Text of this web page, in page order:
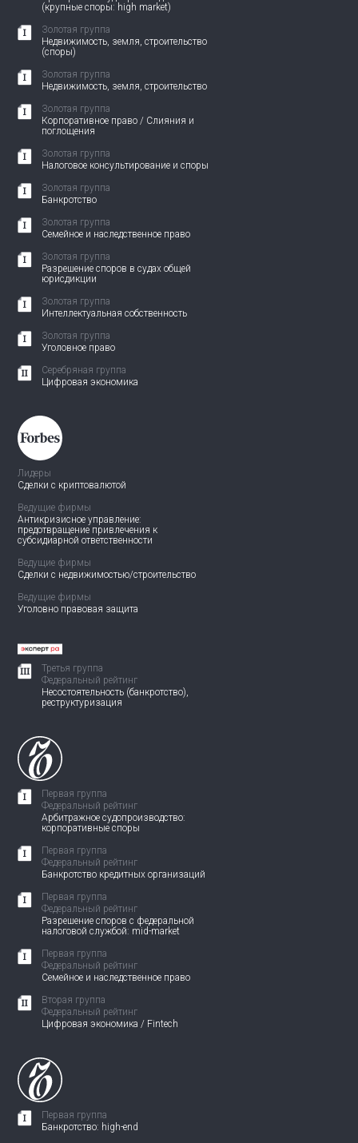
(крупные споры: high market)
Золотая группа
Недвижимость, земля, строительство
(споры)
Золотая группа
Недвижимость, земля, строительство
Золотая группа
Корпоративное право / Слияния и
поглощения
Золотая группа
Налоговое консультирование и споры
Золотая группа
Банкротство
Золотая группа
Семейное и наследственное право
Золотая группа
Разрешение споров в судах общей
юрисдикции
Золотая группа
Интеллектуальная собственность
Золотая группа
Уголовное право
Серебряная группа
Цифровая экономика
Лидеры
Сделки с криптовалютой
Ведущие фирмы
Антикризисное управление:
предотвращение привлечения к
субсидиарной ответственности
Ведущие фирмы
Сделки с недвижимостью/строительство
Ведущие фирмы
Уголовно правовая защита
Третья группа
Федеральный рейтинг
Несостоятельность (банкротство),
реструктуризация
Первая группа
Федеральный рейтинг
Арбитражное судопроизводство:
корпоративные споры
Первая группа
Федеральный рейтинг
Банкротство кредитных организаций
Первая группа
Федеральный рейтинг
Разрешение споров с федеральной
налоговой службой: mid-market
Первая группа
Федеральный рейтинг
Семейное и наследственное право
Вторая группа
Федеральный рейтинг
Цифровая экономика / Fintech
Первая группа
Банкротство: high-end